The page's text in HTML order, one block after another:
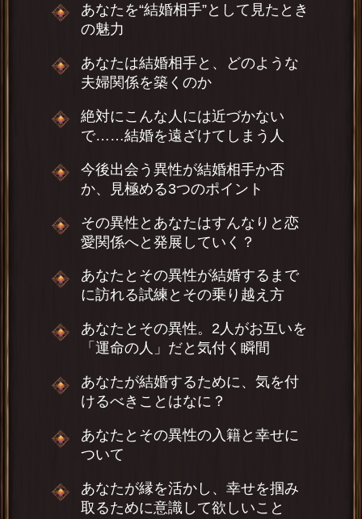
あなたを“結婚相手”として見たとき
の魅力
あなたは結婚相手と、どのような
夫婦関係を築くのか
絶対にこんな人には近づかない
で……結婚を遠ざけてしまう人
今後出会う異性が結婚相手か否
か、見極める3つのポイント
その異性とあなたはすんなりと恋
愛関係へと発展していく？
あなたとその異性が結婚するまで
に訪れる試練とその乗り越え方
あなたとその異性。2人がお互いを
「運命の人」だと気付く瞬間
あなたが結婚するために、気を付
けるべきことはなに？
あなたとその異性の入籍と幸せに
ついて
あなたが縁を活かし、幸せを掴み
取るために意識して欲しいこと